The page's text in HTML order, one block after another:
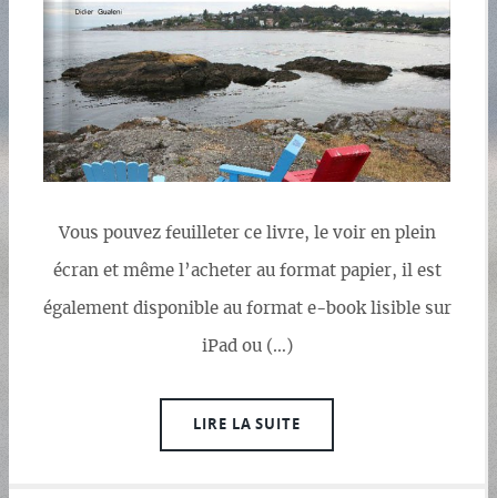
Vous pouvez feuilleter ce livre, le voir en plein
écran et même l’acheter au format papier, il est
également disponible au format e-book lisible sur
iPad ou (…)
LIRE LA SUITE